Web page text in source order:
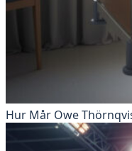
Hur Mår Owe